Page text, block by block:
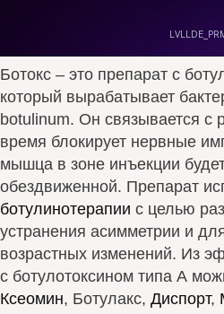
Ботокс – это препарат с
который вырабатывает
botulinum. Он связывается с
время блокирует нервные
мышца в зоне инъекции
обездвиженной. Препарат
ботулинотерапии с целью
устранения асимметрии и
возрастных изменений. Из
с ботулотоксином типа А
Ксеомин, Ботулакс, Диспорт,